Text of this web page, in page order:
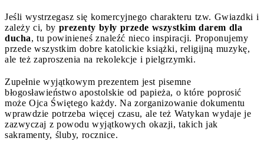
Jeśli wystrzegasz się komercyjnego charakteru tzw. Gwiazdki i
zależy ci, by prezenty były przede wszystkim darem dla
ducha, tu powinieneś znaleźć nieco inspiracji. Proponujemy
przede wszystkim dobre katolickie książki, religijną muzykę,
ale też zaproszenia na rekolekcje i pielgrzymki.
Zupełnie wyjątkowym prezentem jest pisemne
błogosławieństwo apostolskie od papieża, o które poprosić
może Ojca Świętego każdy. Na zorganizowanie dokumentu
wprawdzie potrzeba więcej czasu, ale też Watykan wydaje je
zazwyczaj z powodu wyjątkowych okazji, takich jak
sakramenty, śluby, rocznice.